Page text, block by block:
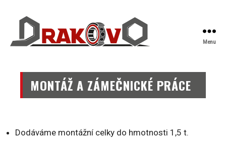
Menu
MONTÁŽ A ZÁMEČNICKÉ PRÁCE
Dodáváme montážní celky do hmotnosti 1,5 t.